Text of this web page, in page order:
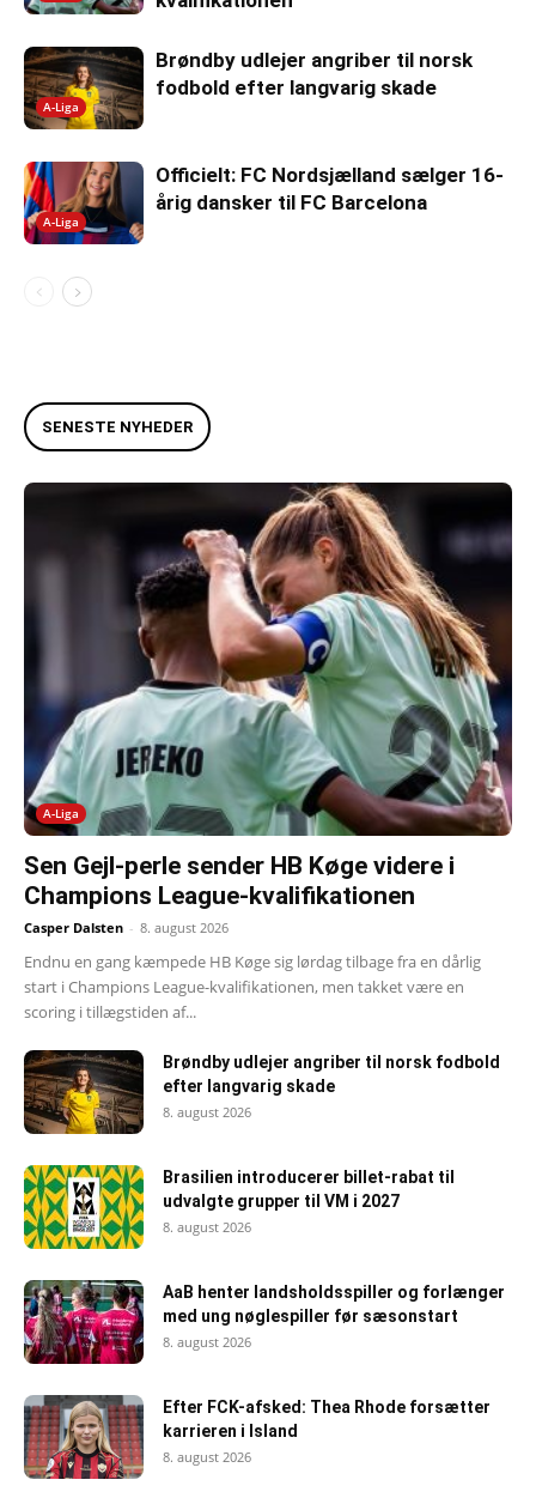
A-Liga
Brøndby udlejer angriber til norsk
fodbold efter langvarig skade
A-Liga
Officielt: FC Nordsjælland sælger 16-
årig dansker til FC Barcelona
SENESTE NYHEDER
A-Liga
Sen Gejl-perle sender HB Køge videre i
Champions League-kvalifikationen
Casper Dalsten - 8. august 2026
Endnu en gang kæmpede HB Køge sig lørdag tilbage fra en dårlig
start i Champions League-kvalifikationen, men takket være en
scoring i tillægstiden af...
Brøndby udlejer angriber til norsk fodbold
efter langvarig skade
8. august 2026
Brasilien introducerer billet-rabat til
udvalgte grupper til VM i 2027
8. august 2026
AaB henter landsholdsspiller og forlænger
med ung nøglespiller før sæsonstart
8. august 2026
Efter FCK-afsked: Thea Rhode forsætter
karrieren i Island
8. august 2026